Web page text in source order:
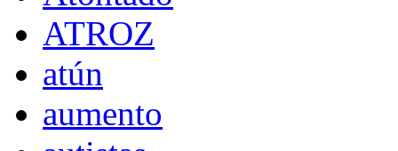
ATROZ
atún
aumento